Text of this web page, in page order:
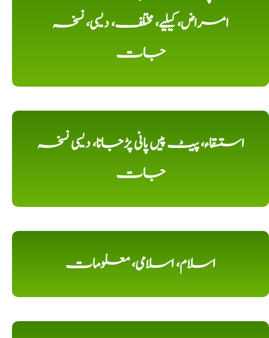
امراض، کیلیے، مختلف، دیسی، نسخہ
جات
استسقاء، پیٹ پیں پانی پڑجانا، دیسی نسخہ
جات
اسلام، اسلامی، معلومات